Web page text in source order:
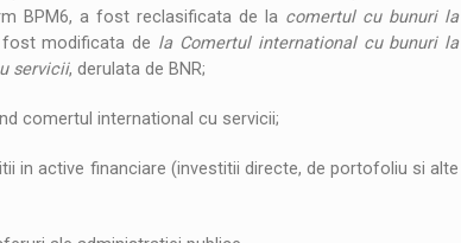
BPM6, a fost reclasificata de la comertul cu bunuri la
modificata de la Comertul international cu bunuri la
servicii, derulata de BNR;
comertul international cu servicii;
in active financiare (investitii directe, de portofoliu si alte